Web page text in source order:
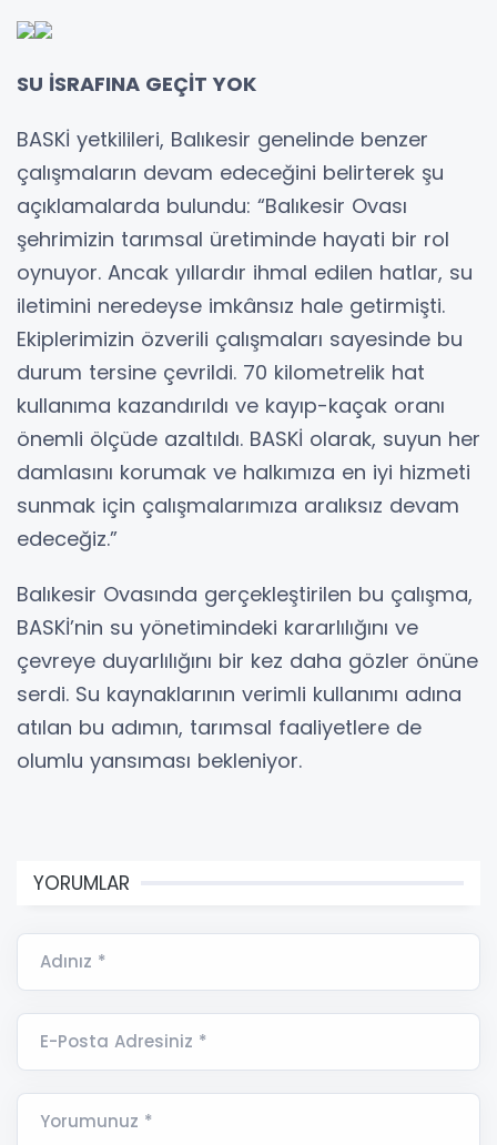
SU İSRAFINA GEÇİT YOK
BASKİ yetkilileri, Balıkesir genelinde benzer
çalışmaların devam edeceğini belirterek şu
açıklamalarda bulundu: “Balıkesir Ovası
şehrimizin tarımsal üretiminde hayati bir rol
oynuyor. Ancak yıllardır ihmal edilen hatlar, su
iletimini neredeyse imkânsız hale getirmişti.
Ekiplerimizin özverili çalışmaları sayesinde bu
durum tersine çevrildi. 70 kilometrelik hat
kullanıma kazandırıldı ve kayıp-kaçak oranı
önemli ölçüde azaltıldı. BASKİ olarak, suyun her
damlasını korumak ve halkımıza en iyi hizmeti
sunmak için çalışmalarımıza aralıksız devam
edeceğiz.”
Balıkesir Ovasında gerçekleştirilen bu çalışma,
BASKİ’nin su yönetimindeki kararlılığını ve
çevreye duyarlılığını bir kez daha gözler önüne
serdi. Su kaynaklarının verimli kullanımı adına
atılan bu adımın, tarımsal faaliyetlere de
olumlu yansıması bekleniyor.
YORUMLAR
Adınız *
E-Posta Adresiniz *
Yorumunuz *